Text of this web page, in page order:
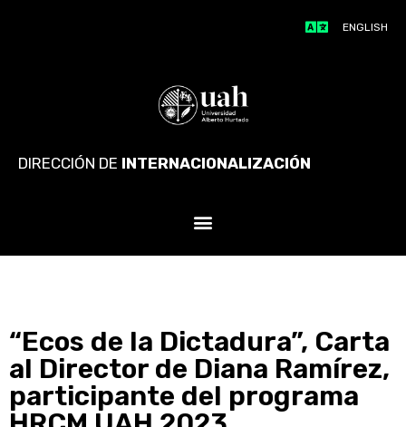
ENGLISH
DIRECCIÓN DE INTERNACIONALIZACIÓN
“Ecos de la Dictadura”, Carta
al Director de Diana Ramírez,
participante del programa